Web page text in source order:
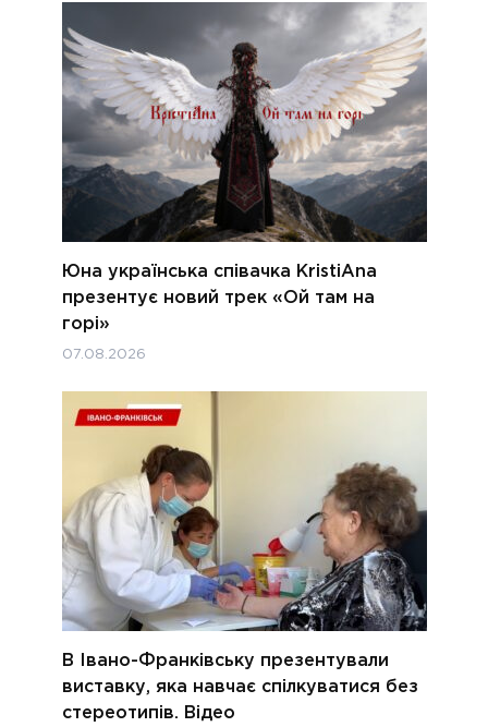
Юна українська співачка KristiAna
презентує новий трек «Ой там на
горі»
07.08.2026
В Івано-Франківську презентували
виставку, яка навчає спілкуватися без
стереотипів. Відео